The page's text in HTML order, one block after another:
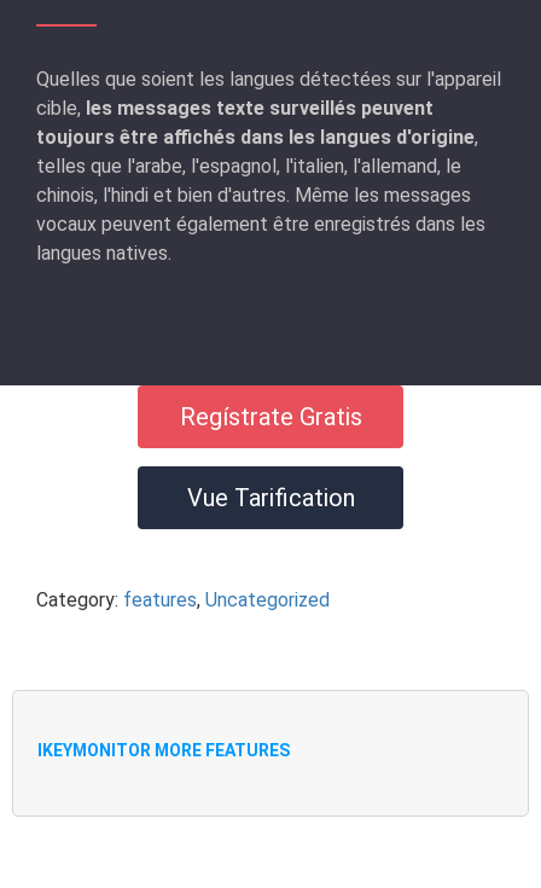
Quelles que soient les langues détectées sur l'appareil
cible, les messages texte surveillés peuvent
toujours être affichés dans les langues d'origine,
telles que l'arabe, l'espagnol, l'italien, l'allemand, le
chinois, l'hindi et bien d'autres. Même les messages
vocaux peuvent également être enregistrés dans les
langues natives.
Regístrate Gratis
Vue Tarification
Category: features, Uncategorized
IKEYMONITOR MORE FEATURES